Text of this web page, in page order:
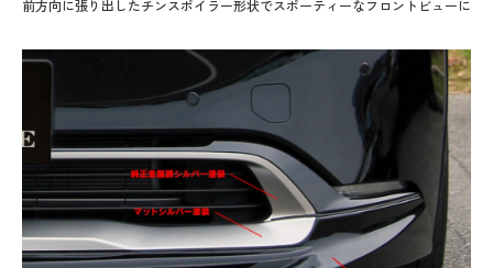
前方向に張り出したチンスポイラー形状でスポーティーなフロントビューに